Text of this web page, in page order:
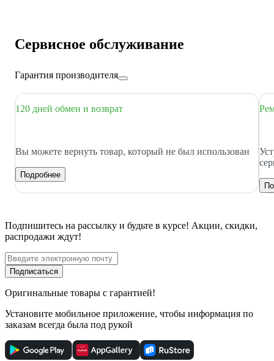
Сервисное обслуживание
Гарантия производителя
120 дней обмен и возврат
Вы можете вернуть товар, который не был использован
Подробнее
Подпишитесь на рассылку и будьте в курсе! Акции, скидки,
распродажи ждут!
Подписаться
Оригинальные товары с гарантией!
Установите мобильное приложение, чтобы информация по
заказам всегда была под рукой